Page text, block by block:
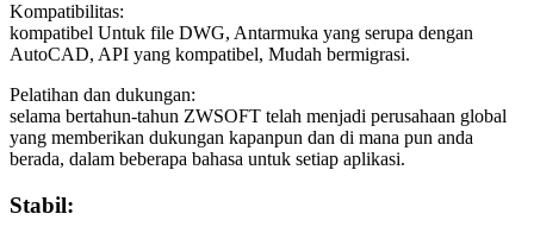
Kompatibilitas:
kompatibel Untuk file DWG, Antarmuka yang serupa dengan
AutoCAD, API yang kompatibel, Mudah bermigrasi.
Pelatihan dan dukungan:
selama bertahun-tahun ZWSOFT telah menjadi perusahaan global
yang memberikan dukungan kapanpun dan di mana pun anda
berada, dalam beberapa bahasa untuk setiap aplikasi.
Stabil: